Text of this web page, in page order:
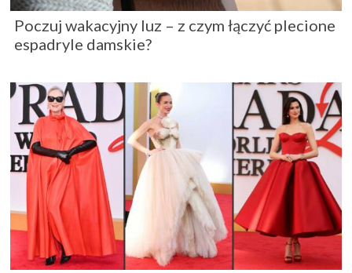
Poczuj wakacyjny luz – z czym łączyć plecione
espadryle damskie?